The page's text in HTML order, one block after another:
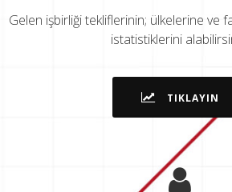
Gelen işbirliği tekliflerinin; ülkelerine ve
istatistiklerini
TIKLAYIN